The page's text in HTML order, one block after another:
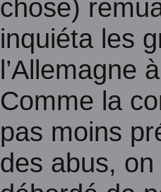
chose)
inquiéta les
l’Allemagne
Comme la
pas moins
des abus,